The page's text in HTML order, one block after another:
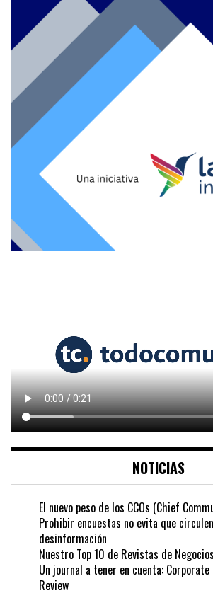
NOTICIAS
El nuevo peso de los CCOs (Chief
Prohibir encuestas no evita que
desinformación
Nuestro Top 10 de Revistas de
Un journal a tener en cuenta:
Review